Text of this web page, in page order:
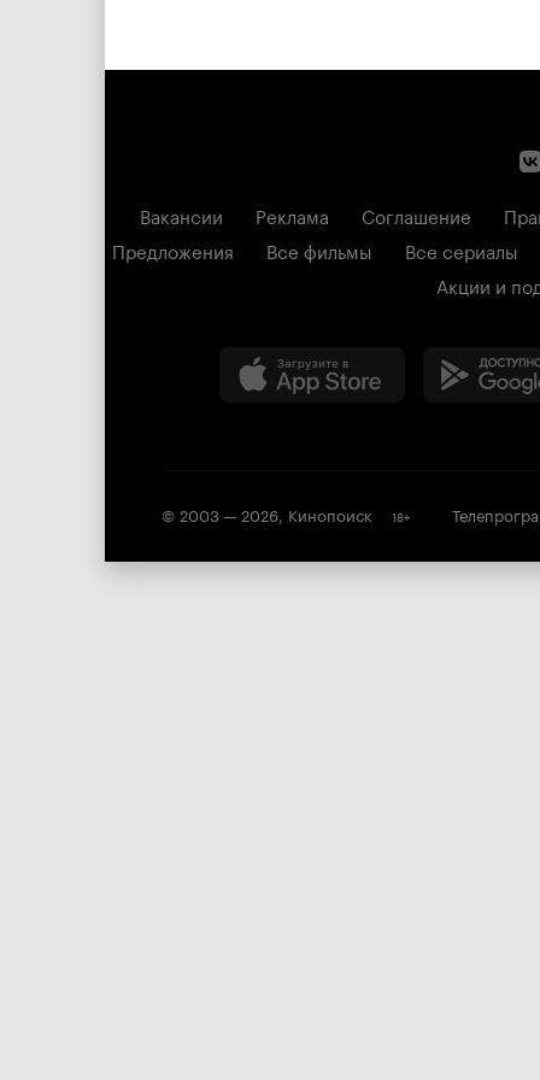
Вакансии Реклама Соглашение
Предложения
Все фильмы
Все сериалы
Акции и
© 2003 — 2026, Кинопоиск 18+